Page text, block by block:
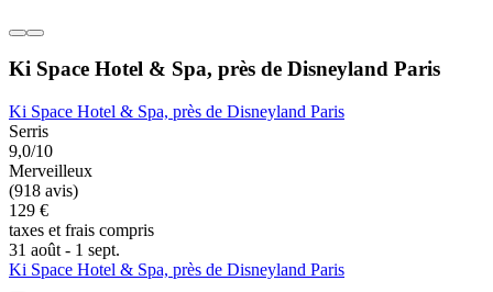
Ki Space Hotel & Spa, près de Disneyland Paris
Ki Space Hotel & Spa, près de Disneyland Paris
Serris
9,0/10
Merveilleux
(918 avis)
129 €
taxes et frais compris
31 août - 1 sept.
Ki Space Hotel & Spa, près de Disneyland Paris